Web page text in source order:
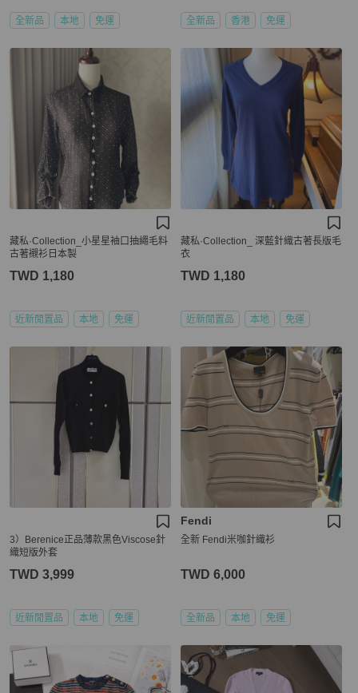
全新品 本地 免運 全新品 香港 免運
藏私·Collection_小星星袖口抽繩毛料
古著襯衫日本製
TWD 1,180
近新閒置品 本地 免運
藏私·Collection_ 深藍針織古著長版毛
衣
TWD 1,180
近新閒置品 本地 免運
3）Berenice正品薄款黑色Viscose針
織短版外套
TWD 3,999
近新閒置品 本地 免運
Fendi
全新 Fendi米咖針織衫
TWD 6,000
全新品 本地 免運